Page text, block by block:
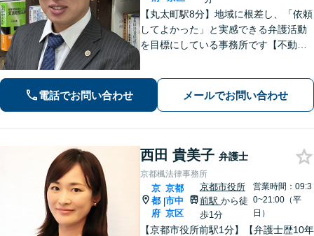
【丸太町駅8分】地域に根差し、「依頼
してよかった」と実感できる弁護活動
を目標にしている事務所です【不動
続・遺言】相談者さまに寄り添い、円
滑な相続を目指します
電話でお問い合わせ メールでお問い合わせ
西田 貴美子 弁護士
京都楓法律事務所
京
都
府
|
京都
市中
京区
京都市役所
前駅 から徒
歩1分
営業時間：09:3
0~21:00（平
日）
【京都市役所前駅1分】【弁護士歴10年